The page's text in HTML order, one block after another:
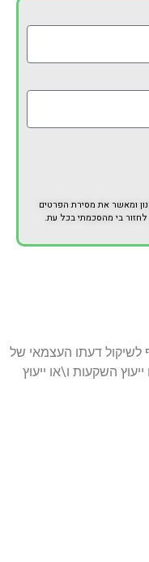
ומאשר את מסירת הפרטים
בי מהסכמתי בכל עת.
לשיקול דעתו העצמאי של
השקעות ו\או ייעוץ